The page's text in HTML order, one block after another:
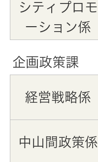
シティプロモ
ーション係
企画政策課
経営戦略係
中山間政策係